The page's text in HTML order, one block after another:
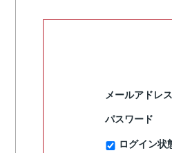
メールアドレス
パスワード
ログイン状